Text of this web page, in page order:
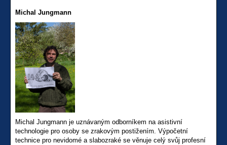
Michal Jungmann
Michal Jungmann je uznávaným odborníkem na asistivní
technologie pro osoby se zrakovým postižením. Výpočetní
technice pro nevidomé a slabozraké se věnuje celý svůj profesní